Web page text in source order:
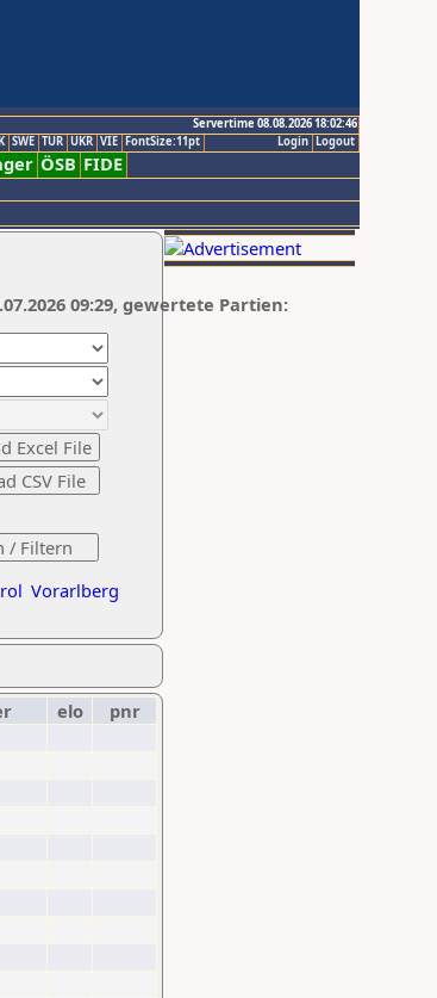
Servertime 08.08.2026 18:02:46
Logout
Login
SWE TUR UKR VIE FontSize:11pt
ÖSB FIDE
Vorarlberg
09:29, gewertete Partien:
elo
pnr